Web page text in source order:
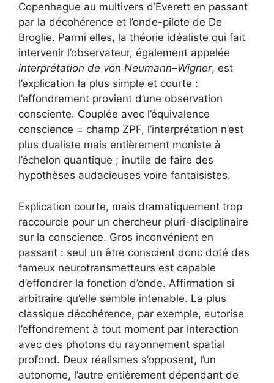
Copenhague au multivers d’Everett en passant
par la décohérence et l’onde-pilote de De
Broglie. Parmi elles, la théorie idéaliste qui fait
intervenir l’observateur, également appelée
interprétation de von Neumann–Wigner, est
l’explication la plus simple et courte :
l’effondrement provient d’une observation
consciente. Couplée avec l’équivalence
conscience = champ ZPF, l’interprétation n’est
plus dualiste mais entièrement moniste à
l’échelon quantique ; inutile de faire des
hypothèses audacieuses voire fantaisistes.
Explication courte, mais dramatiquement trop
raccourcie pour un chercheur pluri-disciplinaire
sur la conscience. Gros inconvénient en
passant : seul un être conscient donc doté des
fameux neurotransmetteurs est capable
d’effondrer la fonction d’onde. Affirmation si
arbitraire qu’elle semble intenable. La plus
classique décohérence, par exemple, autorise
l’effondrement à tout moment par interaction
avec des photons du rayonnement spatial
profond. Deux réalismes s’opposent, l’un
autonome, l’autre entièrement dépendant de